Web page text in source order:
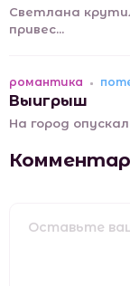
Светлана
привес...
романтика
Выигрыш
На город